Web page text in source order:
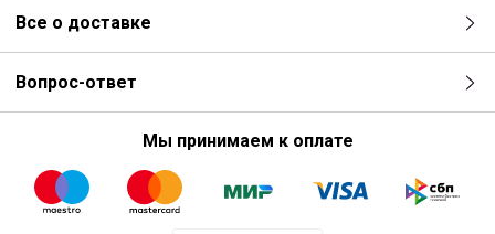
Все о доставке
Вопрос-ответ
Мы принимаем к оплате